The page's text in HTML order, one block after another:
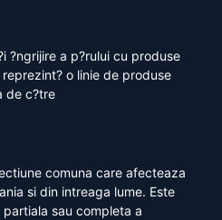
?ngrijire a p?rului cu produse
o linie de produse
de c?tre
comuna care afecteaza
si din intreaga lume. Este
sau completa a